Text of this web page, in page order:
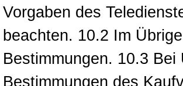
Vorgaben des
beachten. 10.2 Im
Bestimmungen. 10.3
Bestimmungen des